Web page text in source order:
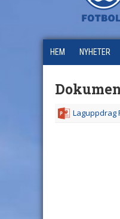
HEM NYHETER
Laguppdrag